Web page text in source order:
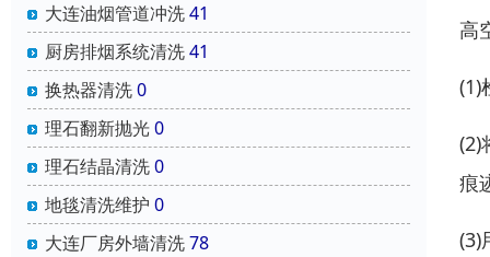
大连油烟管道冲洗41
厨房排烟系统清洗41
换热器清洗0
理石翻新抛光0
理石结晶清洗0
地毯清洗维护 0
大连厂房外墙清洗78
高
(1)
(2)
痕
(3)